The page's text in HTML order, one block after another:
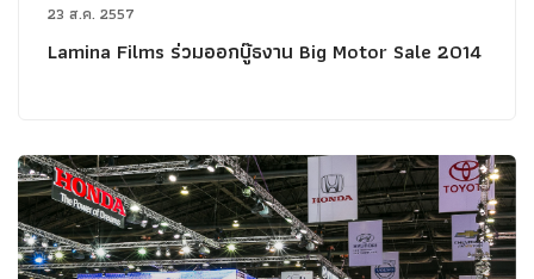
23 ส.ค. 2557
Lamina Films ร่วมออกบู๊ธงาน Big Motor Sale 2014